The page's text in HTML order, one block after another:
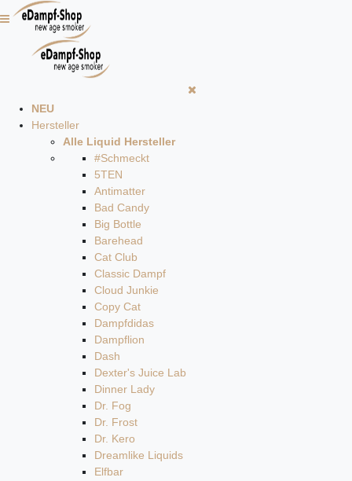
NEU
Hersteller
Alle Liquid Hersteller
#Schmeckt
5TEN
Antimatter
Bad Candy
Big Bottle
Barehead
Cat Club
Classic Dampf
Cloud Junkie
Copy Cat
Dampfdidas
Dampflion
Dash
Dexter's Juice Lab
Dinner Lady
Dr. Fog
Dr. Frost
Dr. Kero
Dreamlike Liquids
Elfbar